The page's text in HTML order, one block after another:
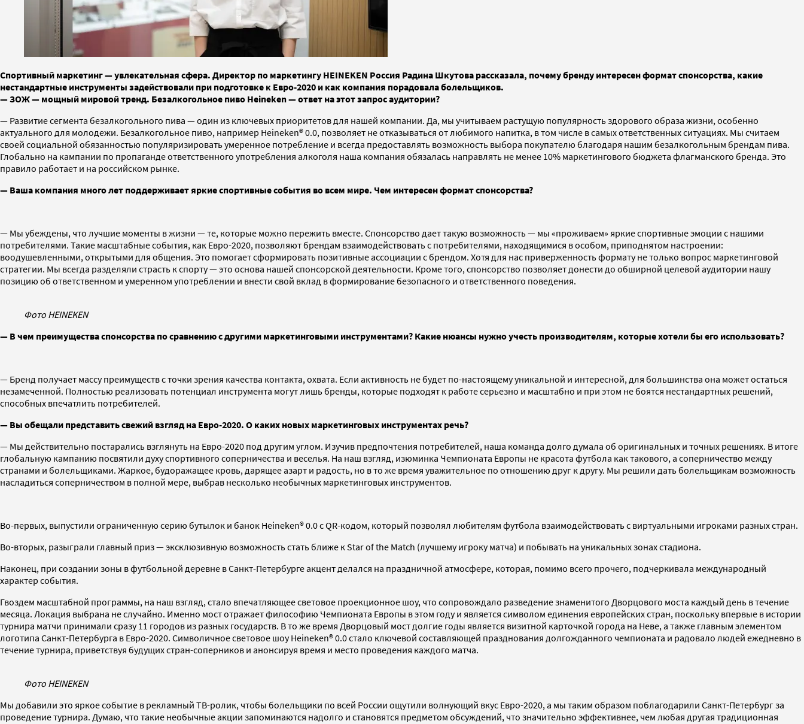
Спортивный маркетинг — увлекательная сфера. Директор по маркетингу HEINEKEN Россия Радина Шкутова рассказала, почему бренду интересен формат спонсорства, какие
нестандартные инструменты задействовали при подготовке к Евро-2020 и как компания порадовала болельщиков.
— ЗОЖ — мощный мировой тренд. Безалкогольное пиво Heineken — ответ на этот запрос аудитории?
— Развитие сегмента безалкогольного пива — один из ключевых приоритетов для нашей компании. Да, мы учитываем растущую популярность здорового образа жизни, особенно
актуального для молодежи. Безалкогольное пиво, например Heineken® 0.0, позволяет не отказываться от любимого напитка, в том числе в самых ответственных ситуациях. Мы считаем
своей социальной обязанностью популяризировать умеренное потребление и всегда предоставлять возможность выбора покупателю благодаря нашим безалкогольным брендам пива.
Глобально на кампании по пропаганде ответственного употребления алкоголя наша компания обязалась направлять не менее 10% маркетингового бюджета флагманского бренда. Это
правило работает и на российском рынке.
— Ваша компания много лет поддерживает яркие спортивные события во всем мире. Чем интересен формат спонсорства?
— Мы убеждены, что лучшие моменты в жизни — те, которые можно пережить вместе. Спонсорство дает такую возможность — мы «проживаем» яркие спортивные эмоции с нашими
потребителями. Такие масштабные события, как Евро-2020, позволяют брендам взаимодействовать с потребителями, находящимися в особом, приподнятом настроении:
воодушевленными, открытыми для общения. Это помогает сформировать позитивные ассоциации с брендом. Хотя для нас приверженность формату не только вопрос маркетинговой
стратегии. Мы всегда разделяли страсть к спорту — это основа нашей спонсорской деятельности. Кроме того, спонсорство позволяет донести до обширной целевой аудитории нашу
позицию об ответственном и умеренном употреблении и внести свой вклад в формирование безопасного и ответственного поведения.
Фото HEINEKEN
— В чем преимущества спонсорства по сравнению с другими маркетинговыми инструментами? Какие нюансы нужно учесть производителям, которые хотели бы его использовать?
— Бренд получает массу преимуществ с точки зрения качества контакта, охвата. Если активность не будет по-настоящему уникальной и интересной, для большинства она может остаться
незамеченной. Полностью реализовать потенциал инструмента могут лишь бренды, которые подходят к работе серьезно и масштабно и при этом не боятся нестандартных решений,
способных впечатлить потребителей.
— Вы обещали представить свежий взгляд на Евро-2020. О каких новых маркетинговых инструментах речь?
— Мы действительно постарались взглянуть на Евро-2020 под другим углом. Изучив предпочтения потребителей, наша команда долго думала об оригинальных и точных решениях. В итоге
глобальную кампанию посвятили духу спортивного соперничества и веселья. На наш взгляд, изюминка Чемпионата Европы не красота футбола как такового, а соперничество между
странами и болельщиками. Жаркое, будоражащее кровь, дарящее азарт и радость, но в то же время уважительное по отношению друг к другу. Мы решили дать болельщикам возможность
насладиться соперничеством в полной мере, выбрав несколько необычных маркетинговых инструментов.
Во-первых, выпустили ограниченную серию бутылок и банок Heineken® 0.0 с QR-кодом, который позволял любителям футбола взаимодействовать с виртуальными игроками разных стран.
Во-вторых, разыграли главный приз — эксклюзивную возможность стать ближе к Star of the Match (лучшему игроку матча) и побывать на уникальных зонах стадиона.
Наконец, при создании зоны в футбольной деревне в Санкт-Петербурге акцент делался на праздничной атмосфере, которая, помимо всего прочего, подчеркивала международный
характер события.
Гвоздем масштабной программы, на наш взгляд, стало впечатляющее световое проекционное шоу, что сопровождало разведение знаменитого Дворцового моста каждый день в течение
месяца. Локация выбрана не случайно. Именно мост отражает философию Чемпионата Европы в этом году и является символом единения европейских стран, поскольку впервые в истории
турнира матчи принимали сразу 11 городов из разных государств. В то же время Дворцовый мост долгие годы является визитной карточкой города на Неве, а также главным элементом
логотипа Санкт-Петербурга в Евро-2020. Символичное световое шоу Heineken® 0.0 стало ключевой составляющей празднования долгожданного чемпионата и радовало людей ежедневно в
течение турнира, приветствуя будущих стран-соперников и анонсируя время и место проведения каждого матча.
Фото HEINEKEN
Мы добавили это яркое событие в рекламный ТВ-ролик, чтобы болельщики по всей России ощутили волнующий вкус Евро-2020, а мы таким образом поблагодарили Санкт-Петербург за
проведение турнира. Думаю, что такие необычные акции запоминаются надолго и становятся предметом обсуждений, что значительно эффективнее, чем любая другая традиционная